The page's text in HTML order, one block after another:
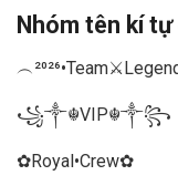
Nhóm tên kí
꧁༒☬VIP☬༒꧂
✿Royal•Crew✿